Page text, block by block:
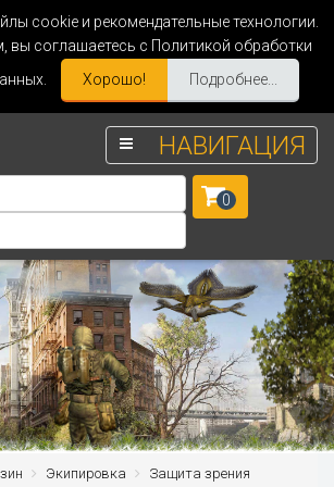
cookie и рекомендательные технологии.
вы соглашаетесь с Политикой обработки
Хорошо! Подробнее...
НАВИГАЦИЯ
0
Экипировка Защита зрения